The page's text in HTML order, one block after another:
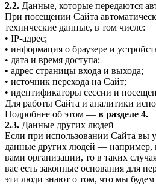
2.2. Данные, которые передаются
При посещении Сайта
технические данные, в том числе:
• IP-адрес;
• информация о браузере и
• дата и время доступа;
• адрес страницы входа и выхода;
• источник перехода на Сайт;
• идентификаторы сессии и
Для работы Сайта и аналитики
Подробнее об этом — в разделе 4.
2.3. Данные других людей
Если при использовании Сайта вы
данные других людей — например,
вами организации, то в таких
вас есть законные основания для
эти люди знают о том, что мы